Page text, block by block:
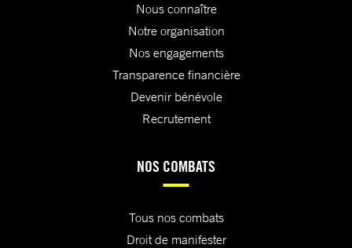
Nous connaître
Notre organisation
Nos engagements
Transparence financière
Devenir bénévole
Recrutement
NOS COMBATS
Tous nos combats
Droit de manifester